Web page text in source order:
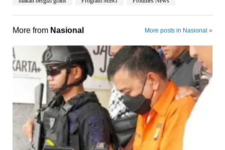
More from Nasional More posts in Nasional »